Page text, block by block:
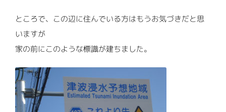
ところで、この辺に住んでいる方はもうお気づきだと思
いますが
家の前にこのような標識が建ちました。